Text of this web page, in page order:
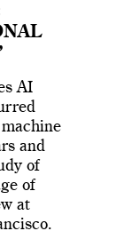
AI
and
of
of
at